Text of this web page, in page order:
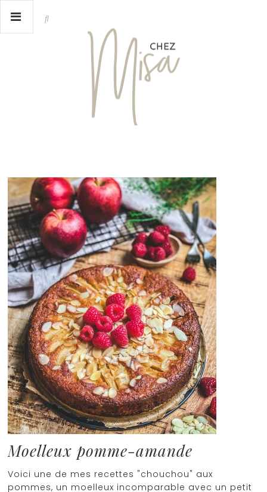
Moelleux pomme-amande
Voici une de mes recettes "chouchou" aux
pommes, un moelleux incomparable avec un petit